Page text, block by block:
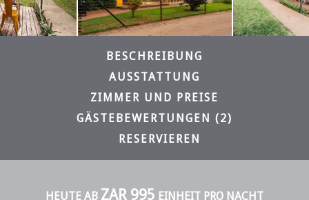
BESCHREIBUNG
AUSSTATTUNG
ZIMMER UND PREISE
GÄSTEBEWERTUNGEN (2)
RESERVIEREN
HEUTE AB ZAR 995 EINHEIT PRO NACHT